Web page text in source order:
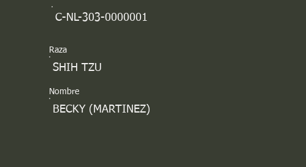
C-NL-303-0000001
Raza
SHIH TZU
Nombre
BECKY (MARTINEZ)